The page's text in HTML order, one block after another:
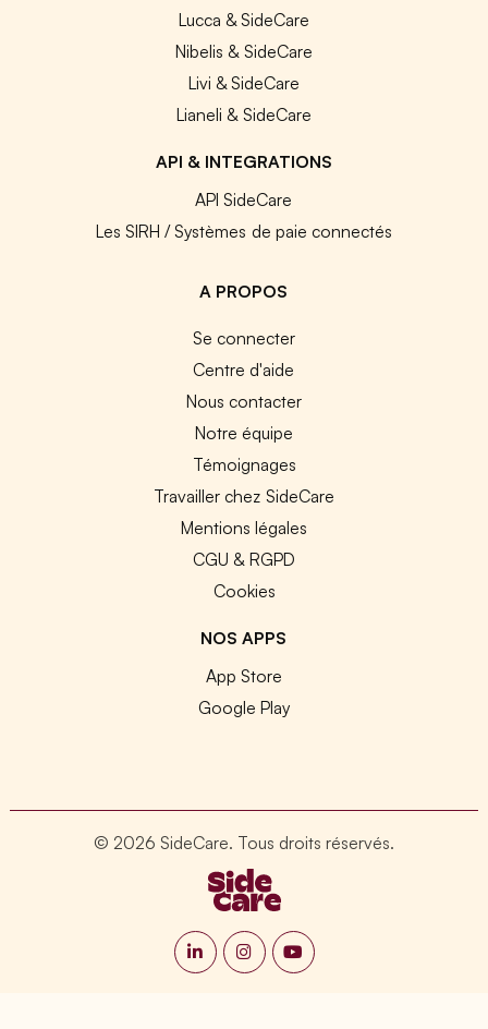
Lucca & SideCare
Nibelis & SideCare
Livi & SideCare
Lianeli & SideCare
API & INTEGRATIONS
API SideCare
Les SIRH / Systèmes de paie connectés
A PROPOS
Se connecter
Centre d'aide
Nous contacter
Notre équipe
Témoignages
Travailler chez SideCare
Mentions légales
CGU & RGPD
Cookies
NOS APPS
App Store
Google Play
© 2026 SideCare. Tous droits réservés.